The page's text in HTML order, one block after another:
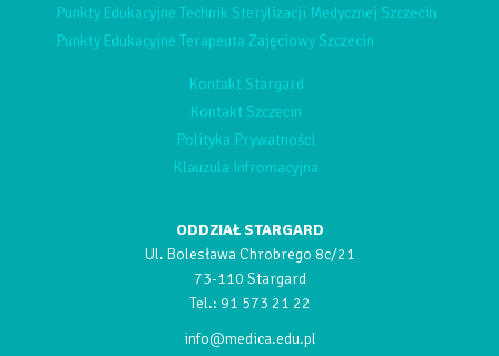
Punkty Edukacyjne Technik Sterylizacji Medycznej Szczecin
Punkty Edukacyjne Terapeuta Zajęciowy Szczecin
Kontakt Stargard
Kontakt Szczecin
Polityka Prywatności
Klauzula Infromacyjna
ODDZIAŁ STARGARD
Ul. Bolesława Chrobrego 8c/21
73-110 Stargard
Tel.: 91 573 21 22
info@medica.edu.pl